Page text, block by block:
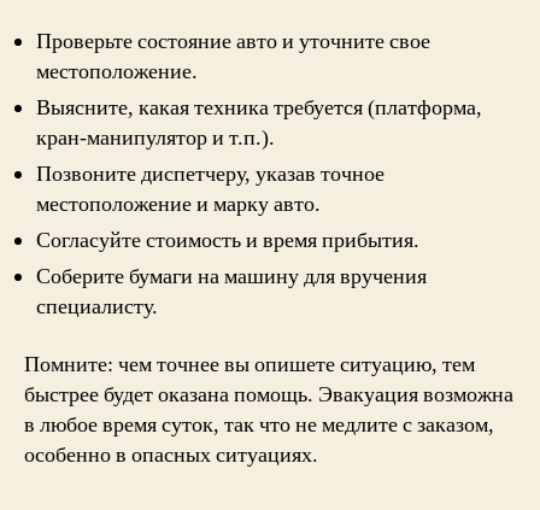
Проверьте состояние авто и уточните свое
местоположение.
Выясните, какая техника требуется (платформа,
кран-манипулятор и т.п.).
Позвоните диспетчеру, указав точное
местоположение и марку авто.
Согласуйте стоимость и время прибытия.
Соберите бумаги на машину для вручения
специалисту.
Помните: чем точнее вы опишете ситуацию, тем
быстрее будет оказана помощь. Эвакуация возможна
в любое время суток, так что не медлите с заказом,
особенно в опасных ситуациях.